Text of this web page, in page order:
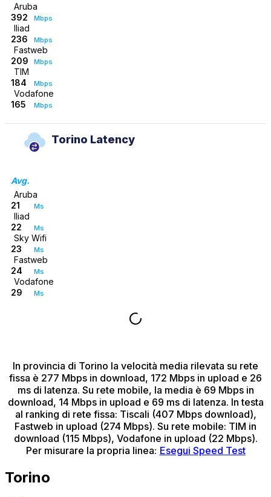
Aruba
392
Mbps
Iliad
236
Mbps
Fastweb
209
Mbps
TIM
184
Mbps
Vodafone
165
Mbps
Torino Latency
Avg.
Aruba
21
Ms
Iliad
22
Ms
Sky Wifi
23
Ms
Fastweb
24
Ms
Vodafone
29
Ms
In provincia di Torino la velocità media rilevata su rete
fissa è 277 Mbps in download, 172 Mbps in upload e 26
ms di latenza. Su rete mobile, la media è 69 Mbps in
download, 14 Mbps in upload e 69 ms di latenza. In testa
al ranking di rete fissa: Tiscali (407 Mbps download),
Fastweb in upload (274 Mbps). Su rete mobile: TIM in
download (115 Mbps), Vodafone in upload (22 Mbps).
Per misurare la propria linea: Esegui Speed Test
Torino